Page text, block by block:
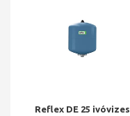
Reflex DE 25 ivóvizes